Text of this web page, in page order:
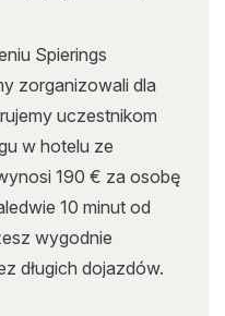
Spierings
zorganizowali dla
w hotelu ze
190 € za osobę
10 minut od
wygodnie
długich dojazdów.